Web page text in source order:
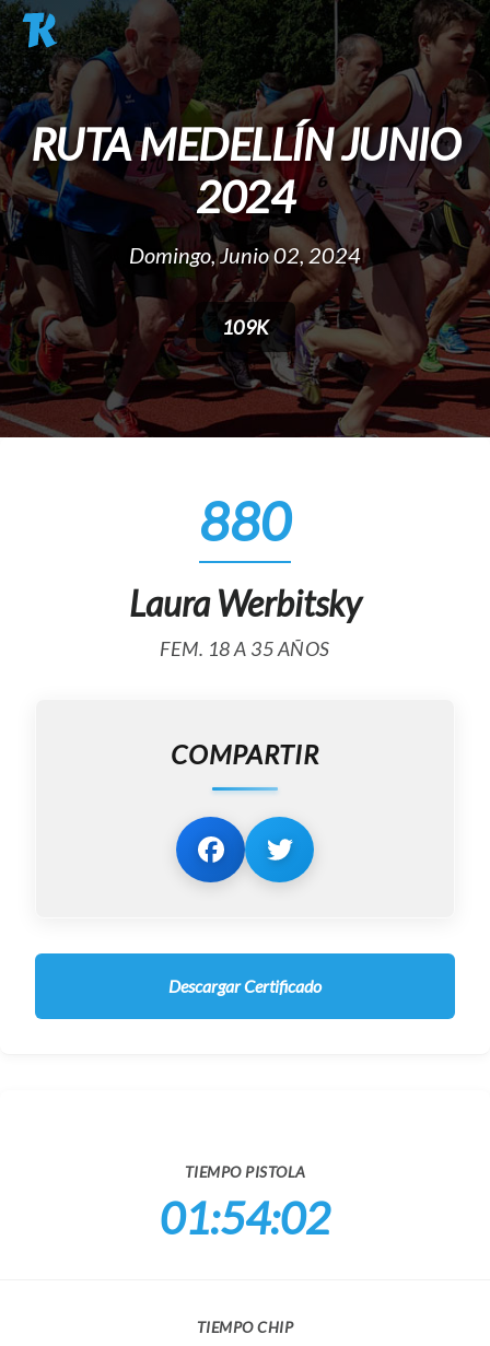
Pasar al contenido principal
RUTA MEDELLÍN JUNIO
2024
Domingo, Junio 02, 2024
109K
880
Laura Werbitsky
FEM. 18 A 35 AÑOS
COMPARTIR
Descargar Certificado
TIEMPO PISTOLA
01:54:02
TIEMPO CHIP